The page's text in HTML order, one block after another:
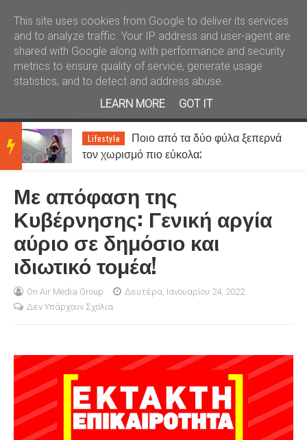
Καλώς ήλθατε Kral News
BRE
AKIN
NEW
Lifestyle
Ποιο από τα δύο φύλα ξεπερνά
τον χωρισμό πιο εύκολα;
Με απόφαση της
Κυβέρνησης: Γενική αργία
αύριο σε δημόσιο και
ιδιωτικό τομέα!
On Air Media Group
Δευτέρα, Ιανουαρίου 24, 2022
Δεν Υπάρχουν Σχόλια
This site uses cookies from Google to deliver its services
and to analyze traffic. Your IP address and user-agent are
shared with Google along with performance and security
metrics to ensure quality of service, generate usage
statistics, and to detect and address abuse.
LEARN MORE
GOT IT